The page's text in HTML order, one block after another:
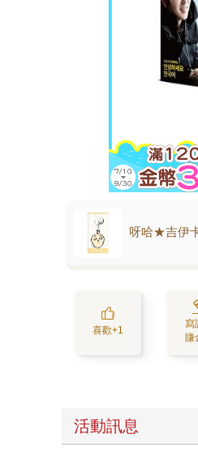
呀哈★吉伊
喜歡+1
寫
賺
活動訊息